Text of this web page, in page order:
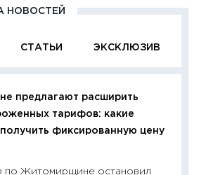
СТАТЬИ ЭКСКЛЮЗИВ
НОВОСТЕЙ
предлагают расширить
тарифов: какие
получить фиксированную цену
по Житомирщине остановил